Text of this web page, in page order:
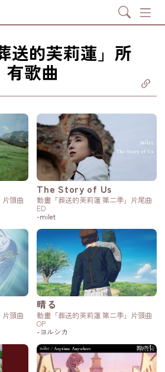
Search
送的芙莉蓮」所
有歌曲
頭曲
The Story of Us
動畫「葬送的芙莉蓮 第二季」片尾曲
ED
-milet
頭曲
晴る
動畫「葬送的芙莉蓮 第二季」片頭曲
OP
-ヨルシカ